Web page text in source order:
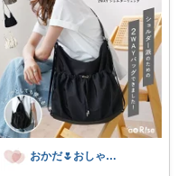
おかだ🌷おしゃれを楽しむ￤ゆっくり更新